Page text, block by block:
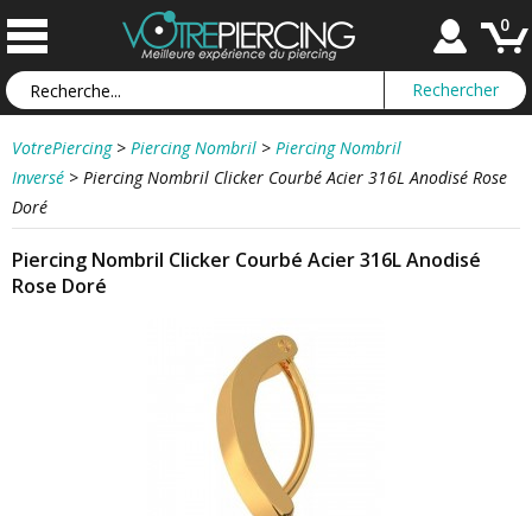
0
VotrePiercing > Piercing Nombril > Piercing Nombril
Inversé > Piercing Nombril Clicker Courbé Acier 316L Anodisé Rose
Doré
Piercing Nombril Clicker Courbé Acier 316L Anodisé
Rose Doré